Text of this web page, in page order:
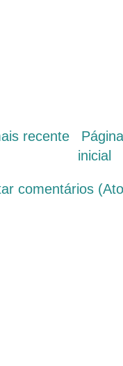
recente
inicial
comentários